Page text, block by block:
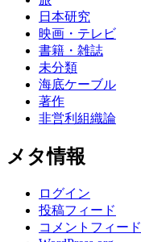
日本研究
映画・テレビ
書籍・雑誌
未分類
海底ケーブル
著作
非営利組織論
メタ情報
ログイン
投稿フィード
コメントフィード